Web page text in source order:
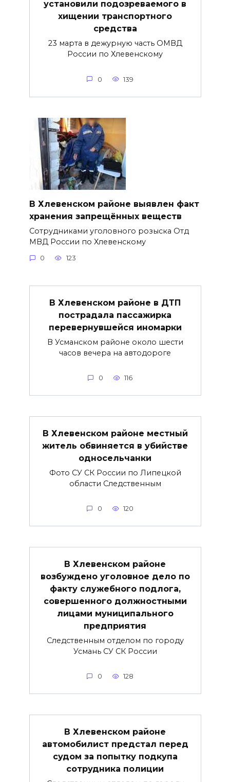
установили подозреваемого в
хищении транспортного
средства
23 марта в дежурную часть ОМВД
России по Хлевенскому
0 139
В Хлевенском районе выявлен факт
хранения запрещённых веществ
Сотрудниками уголовного розыска Отд
МВД России по Хлевенскому
0 123
В Хлевенском районе в ДТП
пострадала пассажирка
перевернувшейся иномарки
В Усманском районе около шести
часов вечера на автодороге
0 116
В Хлевенском районе местный
житель обвиняется в убийстве
односельчанки
Фото СУ СК России по Липецкой
области Следственным
0 120
В Хлевенском районе
возбуждено уголовное дело по
факту служебного подлога,
совершенного должностными
лицами муниципального
предприятия
Следственным отделом по городу
Усмань СУ СК России
0 128
В Хлевенском районе
автомобилист предстал перед
судом за попытку подкупа
сотрудника полиции